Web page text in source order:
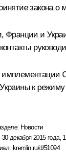
закона
и
к режиму
Новости
30 декабря 2015 года,
kremlin.ru/d/51094